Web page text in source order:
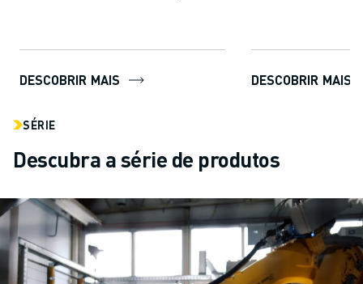
DESCOBRIR MAIS DESCOBRIR MAIS
SÉRIE
Descubra a série de produtos